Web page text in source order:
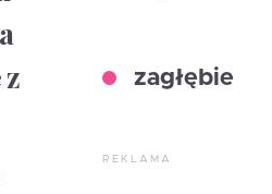
zagłębie
REKLAMA